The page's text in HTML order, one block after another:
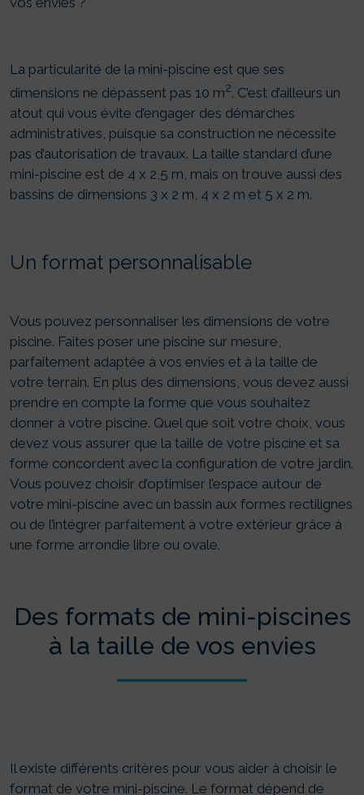
La particularité de la mini-piscine est que ses
dimensions ne dépassent pas 10 m2. C’est d’ailleurs un
atout qui vous évite d’engager des démarches
administratives, puisque sa construction ne nécessite
pas d’autorisation de travaux. La taille standard d’une
mini-piscine est de 4 x 2,5 m, mais on trouve aussi des
bassins de dimensions 3 x 2 m, 4 x 2 m et 5 x 2 m.
Un format personnalisable
Vous pouvez personnaliser les dimensions de votre
piscine. Faites poser une piscine sur mesure,
parfaitement adaptée à vos envies et à la taille de
votre terrain. En plus des dimensions, vous devez aussi
prendre en compte la forme que vous souhaitez
donner à votre piscine. Quel que soit votre choix, vous
devez vous assurer que la taille de votre piscine et sa
forme concordent avec la configuration de votre jardin.
Vous pouvez choisir d’optimiser l’espace autour de
votre mini-piscine avec un bassin aux formes rectilignes
ou de l’intégrer parfaitement à votre extérieur grâce à
une forme arrondie libre ou ovale.
Des formats de mini-piscines
à la taille de vos envies
Il existe différents critères pour vous aider à choisir le
format de votre mini-piscine. Le format dépend de